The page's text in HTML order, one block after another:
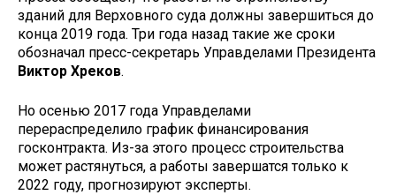
зданий для Верховного суда должны завершиться до
конца 2019 года. Три года назад такие же сроки
обозначал пресс-секретарь Управделами Президента
Виктор Хреков.
Но осенью 2017 года Управделами
перераспределило график финансирования
госконтракта. Из-за этого процесс строительства
может растянуться, а работы завершатся только к
2022 году, прогнозируют эксперты.